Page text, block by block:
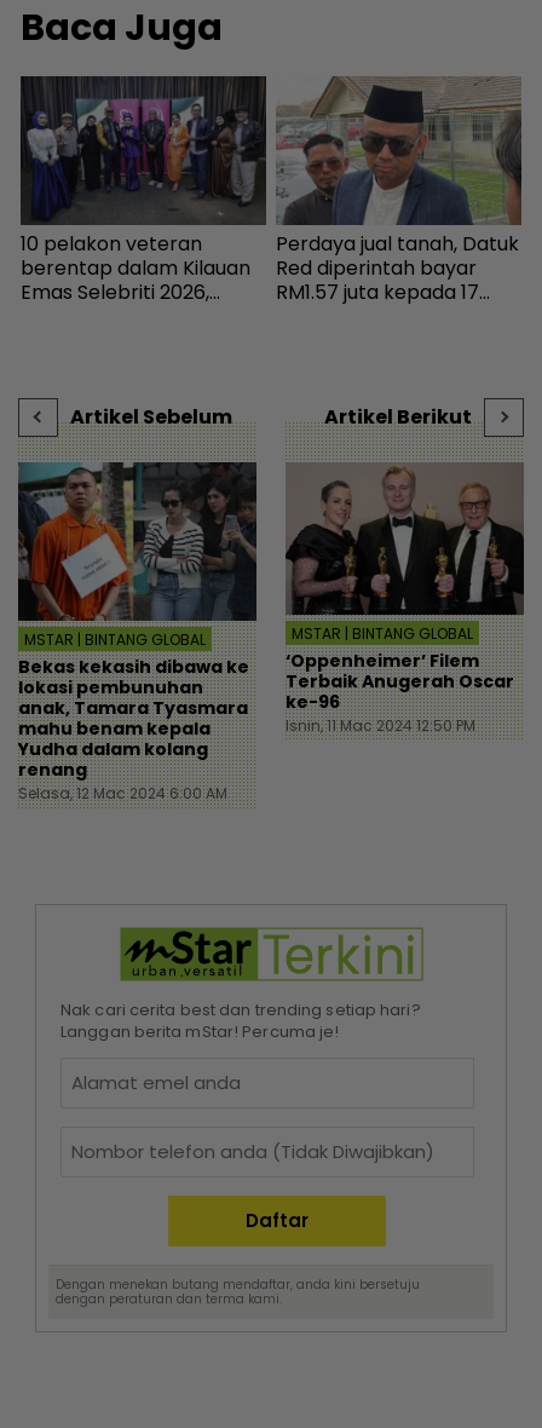
Baca Juga
10 pelakon veteran
berentap dalam Kilauan
Emas Selebriti 2026,
Perdaya jual tanah, Datuk
Red diperintah bayar
RM1.57 juta kepada 17
Artikel Sebelum
MSTAR | BINTANG GLOBAL
Bekas kekasih dibawa ke
lokasi pembunuhan
anak, Tamara Tyasmara
mahu benam kepala
Yudha dalam kolang
renang
Selasa, 12 Mac 2024 6:00 AM
Artikel Berikut
MSTAR | BINTANG GLOBAL
‘Oppenheimer’ Filem
Terbaik Anugerah Oscar
ke-96
Isnin, 11 Mac 2024 12:50 PM
Nak cari cerita best dan trending setiap hari?
Langgan berita mStar! Percuma je!
Dengan menekan butang mendaftar, anda kini bersetuju
dengan peraturan dan terma kami.